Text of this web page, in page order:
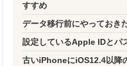
すすめ
データ移行前にやっておき
設定しているApple IDとパ
古いiPhoneにiOS12.4以降